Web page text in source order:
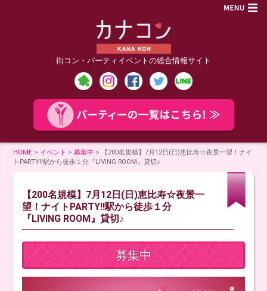
街コン・パーティイベントの総合情報サイト
HOME > イベント >募集中 >
【200名規模】7月12日(日)恵比寿☆夜景一望！ナイ
トPARTY!!駅から徒歩１分『LIVING ROOM』貸切♪
【200名規模】7月12日(日)恵比寿☆夜景一
望！ナイトPARTY!!駅から徒歩１分
『LIVING ROOM』貸切♪
募集中